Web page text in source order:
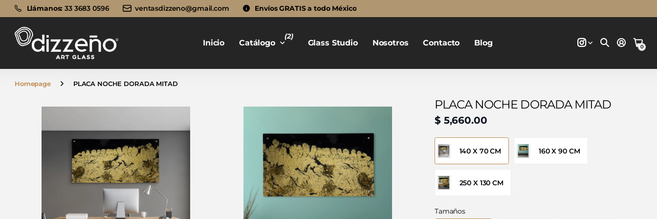
Llámanos: 33 3683 0596
Llámanos: ventasdizzeno@gmail.com Envíos GRATIS a todo México
Inicio Catálogo
(2)
Glass Studio Nosotros Contacto Blog 0
Homepage PLACA NOCHE DORADA MITAD
PLACA NOCHE DORADA MITAD
$ 5,660.00
140 X 70 CM 160 X 90 CM
250 X 130 CM
Tamaños